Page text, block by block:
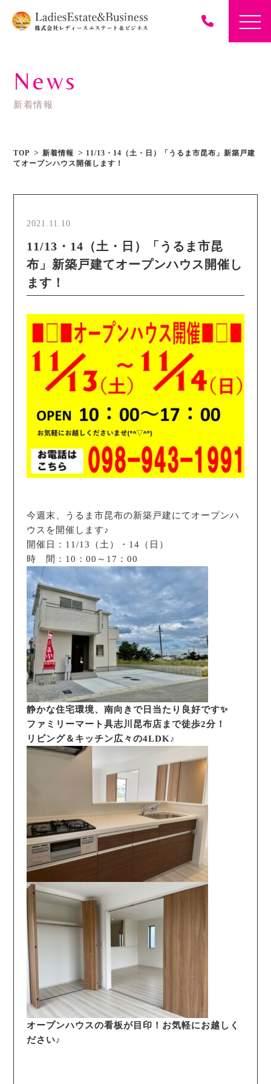
News
新着情報
TOP 新着情報
11/13・14（土・日）「うるま市昆布」新築戸建
てオープンハウス開催します！
2021.11.10
11/13・14（土・日）「うるま市昆
布」新築戸建てオープンハウス開催し
ます！
今週末、うるま市昆布の新築戸建にてオープンハ
ウスを開催します♪
開催日：11/13（土）・14（日）
時 間：10：00～17：00
静かな住宅環境、南向きで日当たり良好です✨
ファミリーマート具志川昆布店まで徒歩2分！
リビング＆キッチン広々の4LDK♪
オープンハウスの看板が目印！お気軽にお越しく
ださい♪